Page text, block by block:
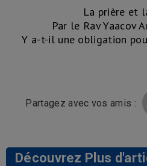
La prière et
Par le Rav Yaacov
Y a-t-il une obligation
Partagez avec vos amis :
Découvrez Plus